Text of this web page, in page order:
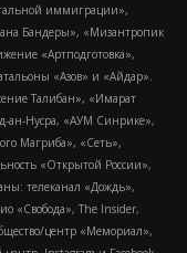
иммиграции»,
Бандеры», «Мизантропик
«Артподготовка»,
«Азов» и «Айдар».
Талибан», «Имарат
ан-Нусра, «АУМ Синрике»,
Магриба», «Сеть»,
«Открытой России»,
телеканал «Дождь»,
«Свобода», The Insider,
центр «Мемориал»,